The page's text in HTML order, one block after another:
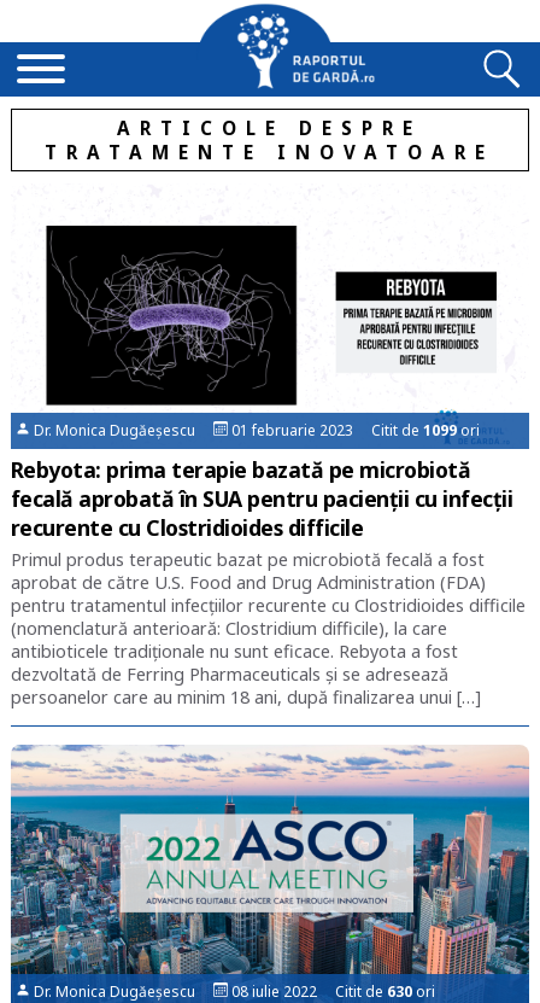
ARTICOLE DESPRE
TRATAMENTE INOVATOARE
Dr. Monica Dugăeșescu 01 februarie 2023 Citit de1099ori
Rebyota: prima terapie bazată pe microbiotă
fecală aprobată în SUA pentru pacienţii cu infecţii
recurente cu Clostridioides difficile
Primul produs terapeutic bazat pe microbiotă fecală a fost
aprobat de către U.S. Food and Drug Administration (FDA)
pentru tratamentul infecţiilor recurente cu Clostridioides difficile
(nomenclatură anterioară: Clostridium difficile), la care
antibioticele tradiţionale nu sunt eficace. Rebyota a fost
dezvoltată de Ferring Pharmaceuticals şi se adresează
persoanelor care au minim 18 ani, după finalizarea unui […]
Dr. Monica Dugăeșescu 08 iulie 2022 Citit de 630ori